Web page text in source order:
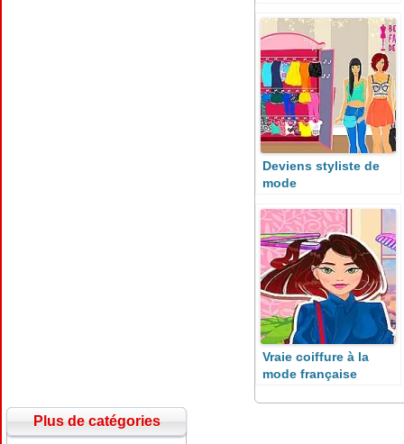
Deviens styliste de
mode
Vraie coiffure à la
mode française
Plus de catégories